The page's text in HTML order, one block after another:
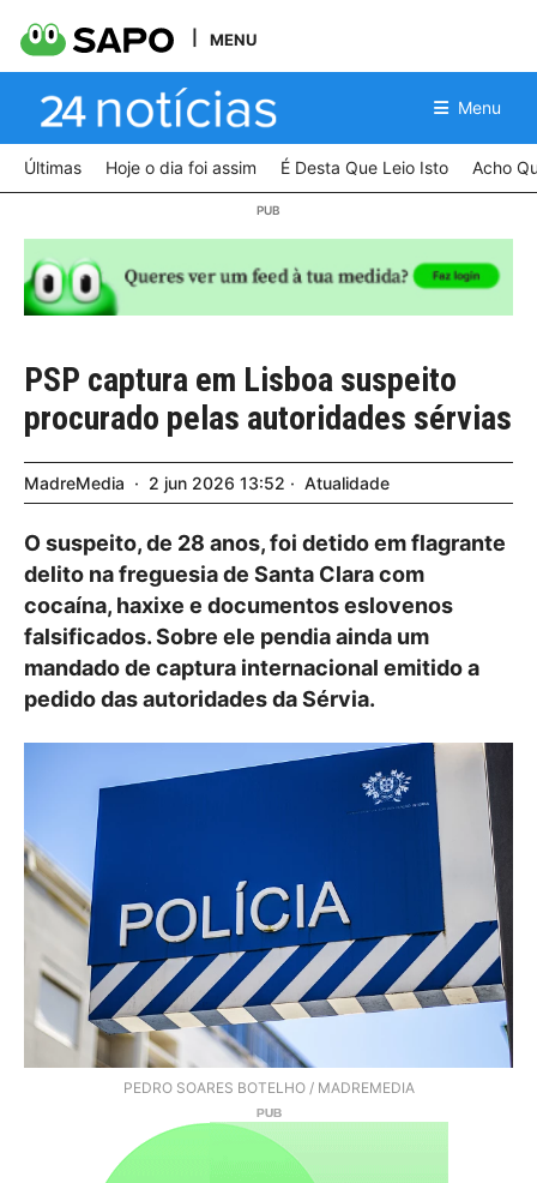
MENU
Menu
Últimas Hoje o dia foi assim É Desta Que Leio Isto Acho
PSP captura em Lisboa suspeito
procurado pelas autoridades sérvias
MadreMedia 2 jun 2026 13:52 Atualidade
O suspeito, de 28 anos, foi detido em flagrante
delito na freguesia de Santa Clara com
cocaína, haxixe e documentos eslovenos
falsificados. Sobre ele pendia ainda um
mandado de captura internacional emitido a
pedido das autoridades da Sérvia.
PEDRO SOARES BOTELHO / MADREMEDIA